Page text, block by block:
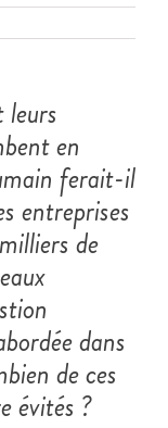
leurs
en
ferait-il
entreprises
de
dans
de ces
évités ?